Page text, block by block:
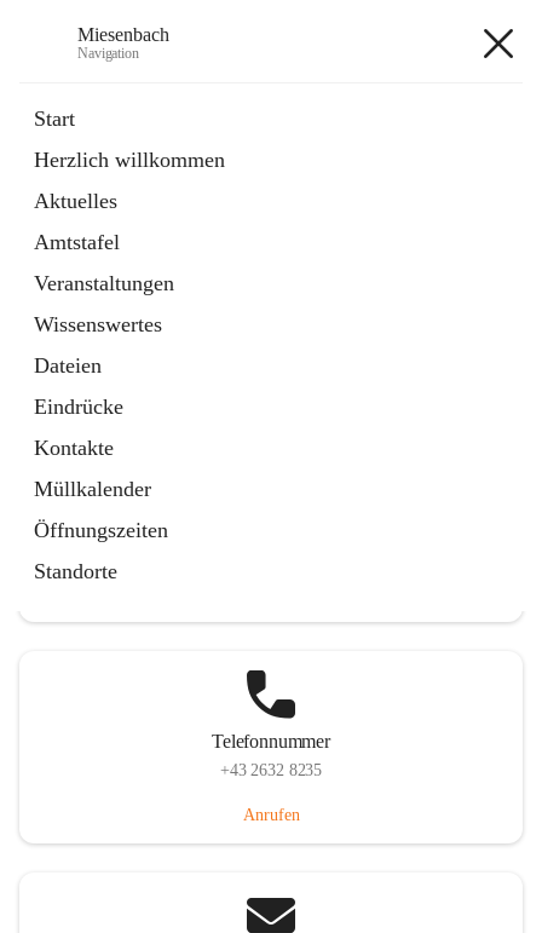
Miesenbach
Navigation
Start
Herzlich willkommen
Aktuelles
Amtstafel
Veranstaltungen
Wissenswertes
Dateien
Eindrücke
Kontakte
Müllkalender
Öffnungszeiten
Standorte
Externe Webseite
in
Tab
Region Schneebergland
Externe Webseite
öffnet
in
neuem
Tab
Telefonnummer
+43 2632 8235
Anrufen